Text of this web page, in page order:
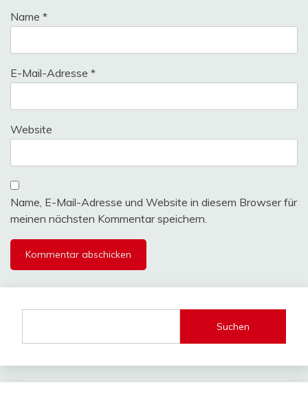
Name *
E-Mail-Adresse *
Website
Name, E-Mail-Adresse und Website in diesem Browser für
meinen nächsten Kommentar speichern.
Suchen